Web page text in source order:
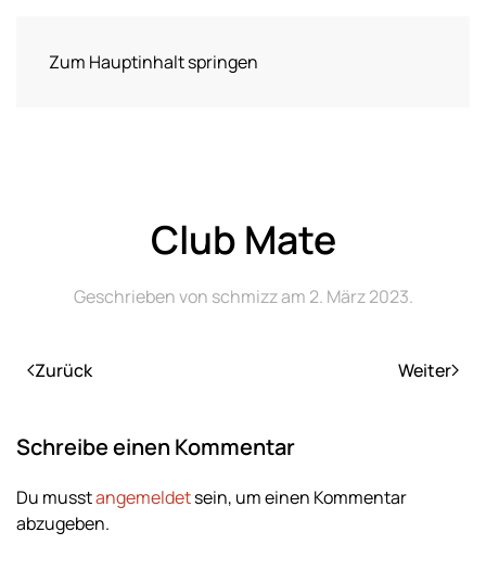
Zum Hauptinhalt springen
Club Mate
Geschrieben von schmizzam 2. März 2023.
Zurück Weiter
Schreibe einen Kommentar
Du musstangemeldetsein, um einen Kommentar
abzugeben.